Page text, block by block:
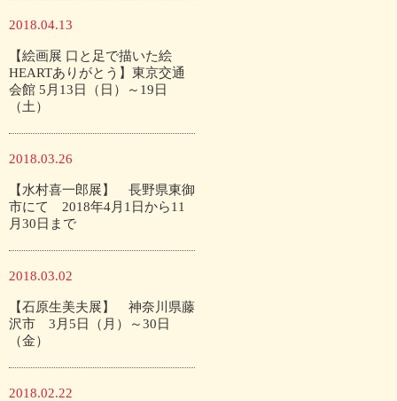
2018.04.13
【絵画展 口と足で描いた絵
HEARTありがとう】東京交通
会館 5月13日（日）～19日
（土）
2018.03.26
【水村喜一郎展】 長野県東御
市にて 2018年4月1日から11
月30日まで
2018.03.02
【石原生美夫展】 神奈川県藤
沢市 3月5日（月）～30日
（金）
2018.02.22